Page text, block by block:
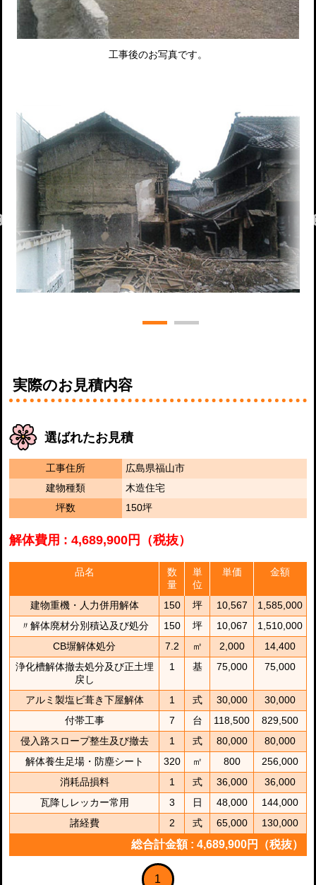
工事後のお写真です。
実際のお見積内容
選ばれたお見積
工事住所
広島県福山市
建物種類
木造住宅
坪数
150坪
解体費用 : 4,689,900円（税抜）
総合計金額 : 4,689,900円（税抜）
品名
数
量
単
位
単価 金額
建物重機・人力併用解体 150 坪 10,567
1,585,000
〃解体廃材分別積込及び処分
150 坪 10,067
1,510,000
CB塀解体処分
7.2 ㎡ 2,000
14,400
浄化槽解体撤去処分及び正土埋
戻し
1 基 75,000 75,000
アルミ製塩ビ葺き下屋解体 1 式 30,000
30,000
付帯工事
7 台 118,500
829,500
侵入路スロープ整生及び撤去
1 式 80,000
80,000
解体養生足場・防塵シート
320 ㎡ 800
256,000
消耗品損料
1 式 36,000
36,000
瓦降しレッカー常用
3 日 48,000
144,000
諸経費
2 式 65,000 130,000
1